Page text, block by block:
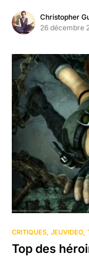
Christopher
26 décembre
CRITIQUES JEUVIDEO
Top des